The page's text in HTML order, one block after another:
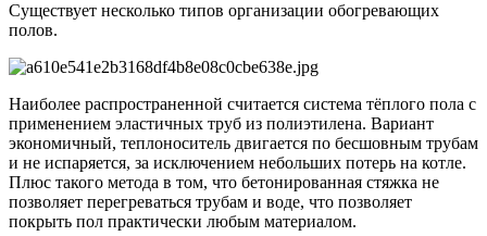
Существует несколько типов организации обогревающих
полов.
Наиболее распространенной считается система тёплого пола с
применением эластичных труб из полиэтилена. Вариант
экономичный, теплоноситель двигается по бесшовным трубам
и не испаряется, за исключением небольших потерь на котле.
Плюс такого метода в том, что бетонированная стяжка не
позволяет перегреваться трубам и воде, что позволяет
покрыть пол практически любым материалом.